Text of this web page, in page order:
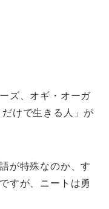
ズ、オギ・オーガ
けで生きる人」が
が特殊なのか、す
すが、ニートは勇